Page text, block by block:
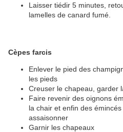
Laisser tiédir 5 minutes,
lamelles de canard fumé.
Cèpes farcis
Enlever le pied des
les pieds
Creuser le chapeau, garder
Faire revenir des oignons
la chair et enfin des
assaisonner
Garnir les chapeaux